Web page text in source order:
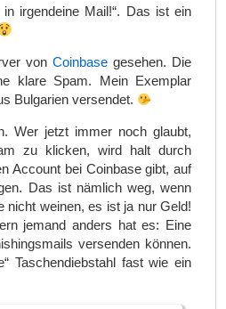
irgendeine Mail!“. Das ist ein
von Coinbasegesehen. Die
klare Spam. Mein Exemplar
Bulgarien versendet.
Wer jetzt immer noch glaubt,
zu klicken, wird halt durch
Account bei Coinbase gibt, auf
Das ist nämlich weg, wenn
nicht weinen, es ist ja nur Geld!
jemand anders hat es: Eine
versenden können.
Taschendiebstahl fast wie ein